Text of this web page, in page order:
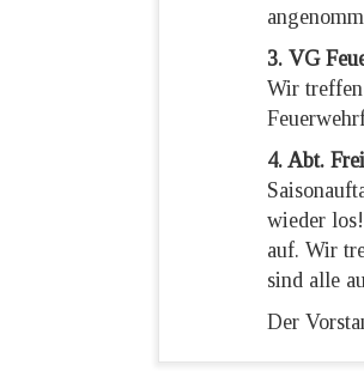
3. VG
Wir
4. Abt.
wieder
auf. Wir
sind alle
Der